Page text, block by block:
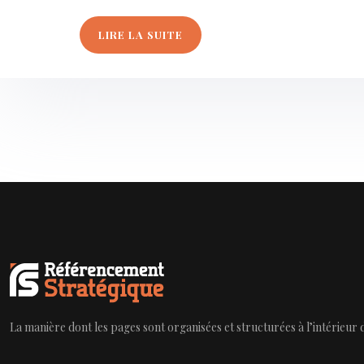
LIRE LA SUITE
La manière dont les pages sont organisées et structurées à l’intérieur